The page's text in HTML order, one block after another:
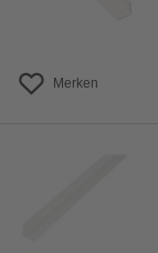
Merken